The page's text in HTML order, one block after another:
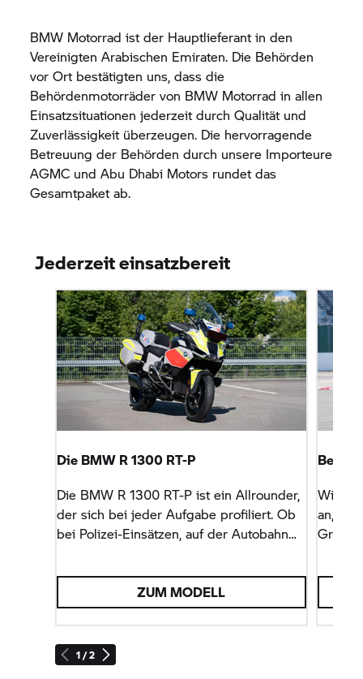
BMW Motorrad ist der Hauptlieferant in den
Vereinigten Arabischen Emiraten. Die Behörden
vor Ort bestätigten uns, dass die
Behördenmotorräder von BMW Motorrad in allen
Einsatzsituationen jederzeit durch Qualität und
Zuverlässigkeit überzeugen. Die hervorragende
Betreuung der Behörden durch unsere Importeure
AGMC und Abu Dhabi Motors rundet das
Gesamtpaket ab.
Jederzeit einsatzbereit
1 / 2
Die BMW R 1300 RT-P
Die BMW R 1300 RT-P ist ein Allrounder,
der sich bei jeder Aufgabe profiliert. Ob
bei Polizei-Einsätzen, auf der Autobahn
ZUM MODELL
Wir
an, in